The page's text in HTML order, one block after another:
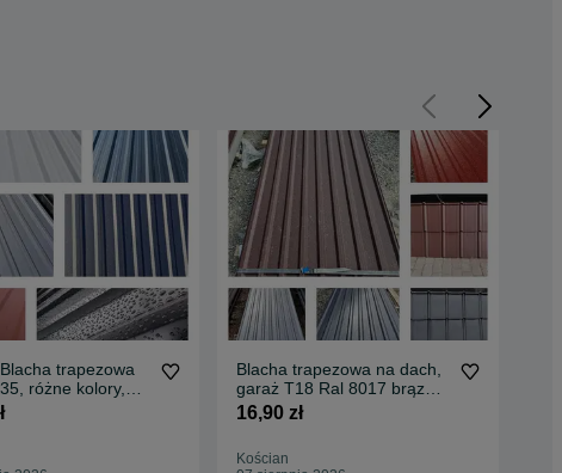
trapezowa
różne kolory,
Blacha trapezowa na dach,
garaż T18 Ral 8017 brąz
mat DOBRA CENA
16,90 zł
Kościan